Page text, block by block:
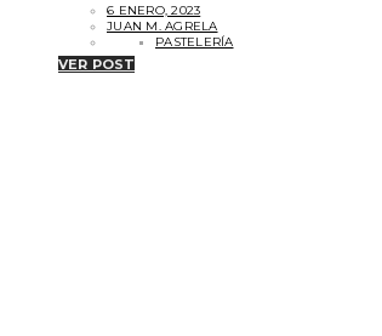
6 ENERO, 2023
JUAN M. AGRELA
PASTELERÍA
VER POST